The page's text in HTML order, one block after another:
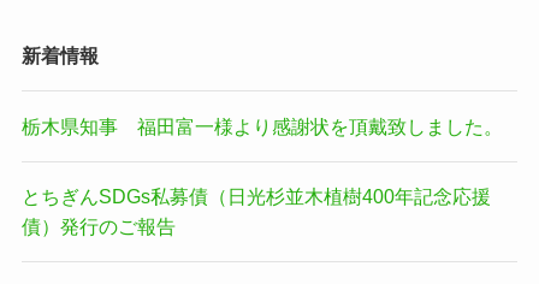
新着情報
栃木県知事 福田富一様より感謝状を頂戴致しました。
とちぎんSDGs私募債（日光杉並木植樹400年記念応援
債）発行のご報告